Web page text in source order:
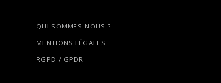
QUI SOMMES-NOUS ?
MENTIONS LÉGALES
RGPD / GPDR